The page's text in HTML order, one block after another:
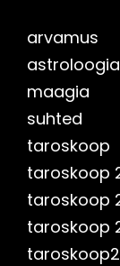
arvamus
astroloogia
maagia
suhted
taroskoop
taroskoop
taroskoop
taroskoop